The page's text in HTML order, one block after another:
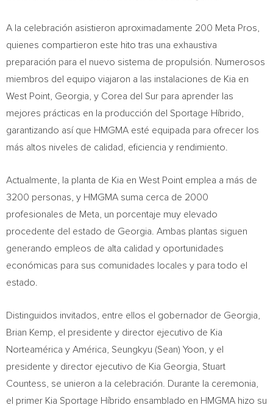
A la celebración asistieron aproximadamente 200 Meta Pros,
quienes compartieron este hito tras una exhaustiva
preparación para el nuevo sistema de propulsión. Numerosos
miembros del equipo viajaron a las instalaciones de Kia en
West Point, Georgia, y Corea del Sur para aprender las
mejores prácticas en la producción del Sportage Híbrido,
garantizando así que HMGMA esté equipada para ofrecer los
más altos niveles de calidad, eficiencia y rendimiento.
Actualmente, la planta de Kia en West Point emplea a más de
3200 personas, y HMGMA suma cerca de 2000
profesionales de Meta, un porcentaje muy elevado
procedente del estado de Georgia. Ambas plantas siguen
generando empleos de alta calidad y oportunidades
económicas para sus comunidades locales y para todo el
estado.
Distinguidos invitados, entre ellos el gobernador de Georgia,
Brian Kemp, el presidente y director ejecutivo de Kia
Norteamérica y América, Seungkyu (Sean) Yoon, y el
presidente y director ejecutivo de Kia Georgia, Stuart
Countess, se unieron a la celebración. Durante la ceremonia,
el primer Kia Sportage Híbrido ensamblado en HMGMA hizo su